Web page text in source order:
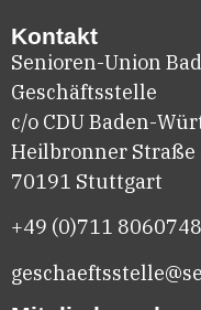
Kontakt
Senioren-Union
Geschäftsstelle
c/o CDU Baden-
Heilbronner Straße
70191 Stuttgart
+49 (0)711